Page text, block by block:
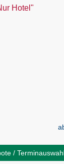
Hotel"
/